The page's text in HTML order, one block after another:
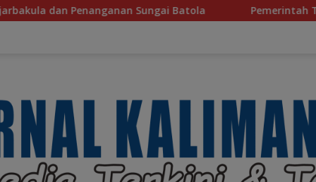
Sungai Batola Pemerintah Tegaskan Komitmen